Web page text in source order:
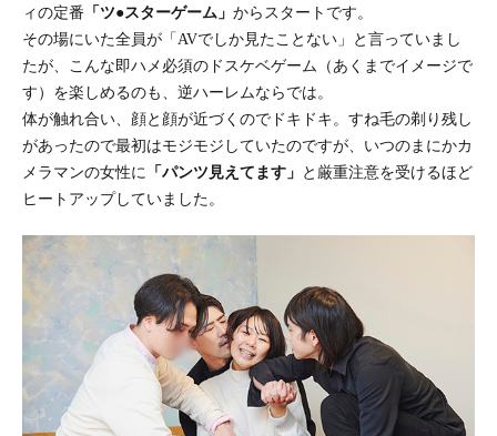
ィの定番 「ツ●スターゲーム」 からスタートです。
その場にいた全員が「AVでしか見たことない」と言っていまし
たが、こんな即ハメ必須のドスケベゲーム（あくまでイメージで
す）を楽しめるのも、逆ハーレムならでは。
体が触れ合い、顔と顔が近づくのでドキドキ。すね毛の剃り残し
があったので最初はモジモジしていたのですが、いつのまにかカ
メラマンの女性に
「パンツ見えてます」 と厳重注意を受けるほど
ヒートアップしていました。